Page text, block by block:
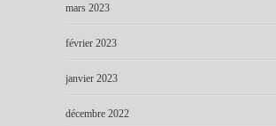
mars 2023
février 2023
janvier 2023
décembre 2022